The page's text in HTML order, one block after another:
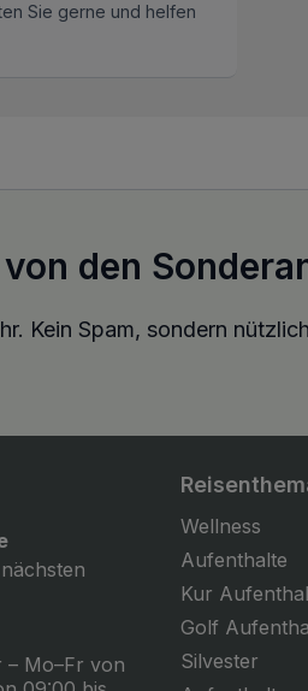
Sie gerne und helfen
den
Kein Spam, sondern
– Mo–Fr von
Wellness
Aufenthalte
Kur
Golf
Silvester